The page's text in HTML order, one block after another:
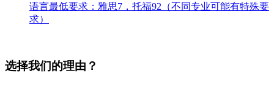
语言最低要求：雅思7，托福92（不同专业可能有特殊要
求）
选择我们的理由？